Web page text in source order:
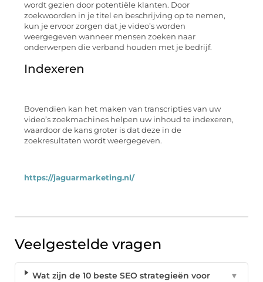
wordt gezien door potentiële klanten. Door
zoekwoorden in je titel en beschrijving op te nemen,
kun je ervoor zorgen dat je video’s worden
weergegeven wanneer mensen zoeken naar
onderwerpen die verband houden met je bedrijf.
Indexeren
Bovendien kan het maken van transcripties van uw
video’s zoekmachines helpen uw inhoud te indexeren,
waardoor de kans groter is dat deze in de
zoekresultaten wordt weergegeven.
https://jaguarmarketing.nl/
Veelgestelde vragen
Wat zijn de 10 beste SEO strategieën voor
▼